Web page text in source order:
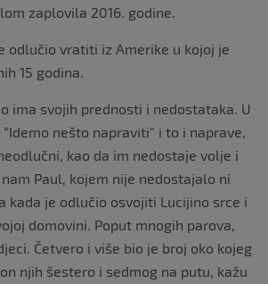
zaplovila 2016. godine.
odlučio vratiti iz Amerike u kojoj je
15 godina.
ima svojih prednosti i nedostataka. U
nešto napraviti” i to i naprave,
kao da im nedostaje volje i
Paul, kojem nije nedostajalo ni
kada je odlučio osvojiti Lucijino srce i
domovini. Poput mnogih parova,
Četvero i više bio je broj oko kojeg
njih šestero i sedmog na putu, kažu